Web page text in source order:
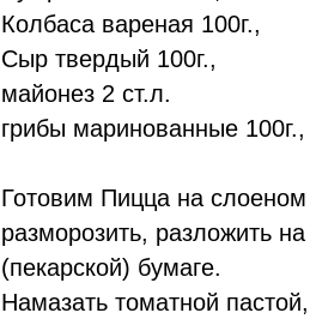
Колбаса вареная 100г.,
Сыр твердый 100г.,
майонез 2 ст.л.
грибы маринованные 100г.,
Готовим Пицца на
разморозить, разложить
(пекарской) бумаге.
Намазать томатной